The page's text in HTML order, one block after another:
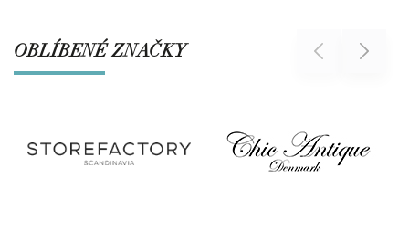
OBLÍBENÉ ZNAČKY Previous Next